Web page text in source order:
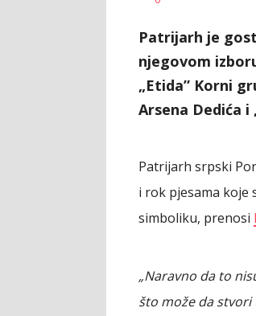
Patrijarh je
njegovom
„Etida” Korni
Arsena Dedića i
Patrijarh srpski
i rok pjesama koje
simboliku, prenosi
„Naravno da to
što može da stvori